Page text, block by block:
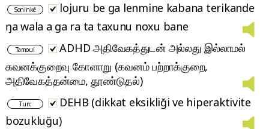
Soninké
lojuru be ga lenmine kabana terikande
ŋa wala a ga ra ta taxunu noxu bane
Tamoul
ADHD அதிவேகத்துடன் அல்லது இல்லாமல்
கவனக்குறைவு கோளாறு (கவனம் பற்றாக்குறை,
அதிவேகத்தன்மை, தூண்டுதல்)
Turc
DEHB (dikkat eksikliği ve hiperaktivite
bozukluğu)